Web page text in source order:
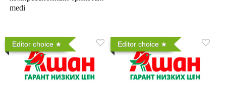
medi
Editor choice Editor choice